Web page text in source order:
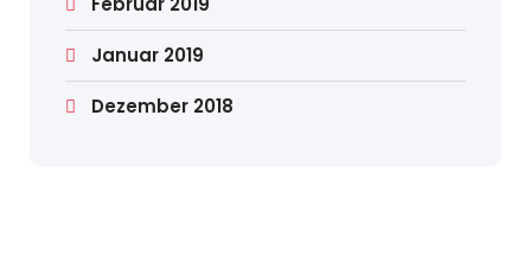
Januar 2019
Dezember 2018